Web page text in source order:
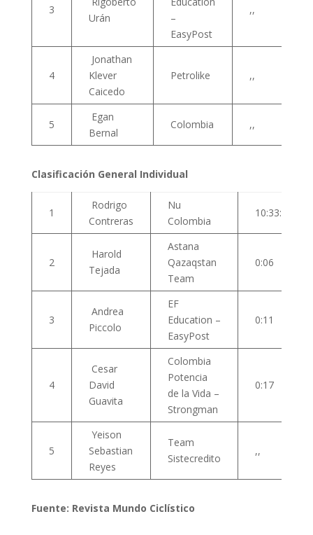
3
Urán
–
EasyPost
,,
4
Jonathan
Klever
Caicedo
Petrolike ,,
5
Egan
Bernal
Colombia ,,
Clasificación General Individual
1
Rodrigo
Contreras
Nu
Colombia
10:33:58
2
Harold
Tejada
Astana
Qazaqstan
Team
0:06
3
Andrea
Piccolo
EF
Education –
EasyPost
0:11
4
Cesar
David
Guavita
Colombia
Potencia
de la Vida –
Strongman
0:17
5
Yeison
Sebastian
Reyes
Team
Sistecredito
,,
Fuente: Revista Mundo Ciclístico